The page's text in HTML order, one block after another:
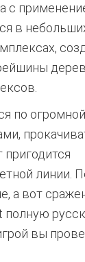
с
в
по огромной
линии.
а вот
полную
вы